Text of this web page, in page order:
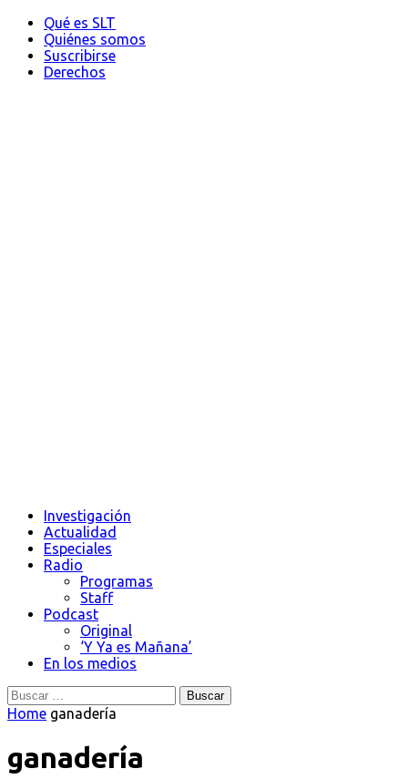
Qué es SLT
Quiénes somos
Suscribirse
Derechos
Investigación
Actualidad
Especiales
Radio
Programas
Staff
Podcast
Original
‘Y Ya es Mañana’
En los medios
Buscar:
Home ganadería
ganadería